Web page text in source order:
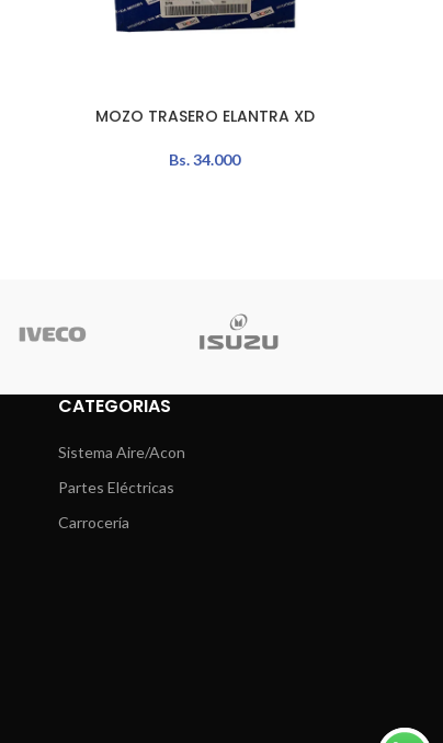
LEER MÁSMOZO TRASERO ELANTRA XD
Bs.34.000
CATEGORIAS
Sistema Aire/Acon
Partes Eléctricas
Carrocería